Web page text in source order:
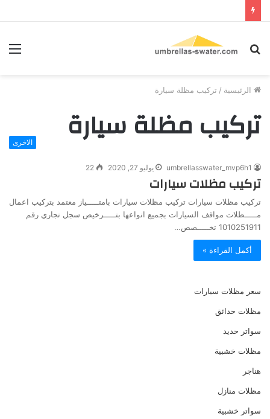
بحث
الرئيسية / تركيب مظلة سيارة
تركيب مظلة سيارة الاخرى
umbrellasswater_mvp6h1 يوليو 27, 2020 22
تركيب مظلات سيارات
تركيب مظلات سيارات تركيب مظلات سيارات بامتـــــياز معتمد بتركيب اعمال
مـــــظلات مواقف السيارات بجميع انواعها بتـــــرخيص سجل تجاري رقم
1010251911 تخـــــصص…
أكمل القراءة »
سعر مظلات سيارات
مظلات حدائق
سواتر حديد
مظلات خشبية
هناجر
مظلات منازل
سواتر خشبية